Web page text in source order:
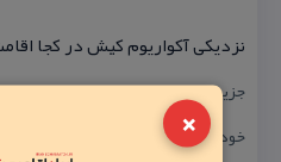
×
نزدیكی آكواریوم كیش در كجا
جزیره كیش به‌دلیل توریستی بودن،
خود جای داده است. اگر علاقه به